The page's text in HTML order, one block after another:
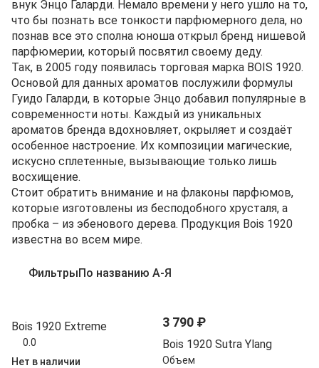
внук Энцо Галарди. Немало времени у него ушло на то,
что бы познать все тонкости парфюмерного дела, но
познав все это сполна юноша открыл бренд нишевой
парфюмерии, который посвятил своему деду.
Так, в 2005 году появилась торговая марка BOIS 1920.
Основой для данных ароматов послужили формулы
Гуидо Галарди, в которые Энцо добавил популярные в
современности ноты. Каждый из уникальных
ароматов бренда вдохновляет, окрыляет и создаёт
особенное настроение. Их композиции магические,
искусно сплетенные, вызывающие только лишь
восхищение.
Стоит обратить внимание и на флаконы парфюмов,
которые изготовлены из бесподобного хрусталя, а
пробка – из эбенового дерева. Продукция Bois 1920
известна во всем мире.
ФильтрыПо названию А-Я
Bois 1920 Extreme
0.0
Нет в наличии
3 790 ₽
Bois 1920 Sutra Ylang
Объем